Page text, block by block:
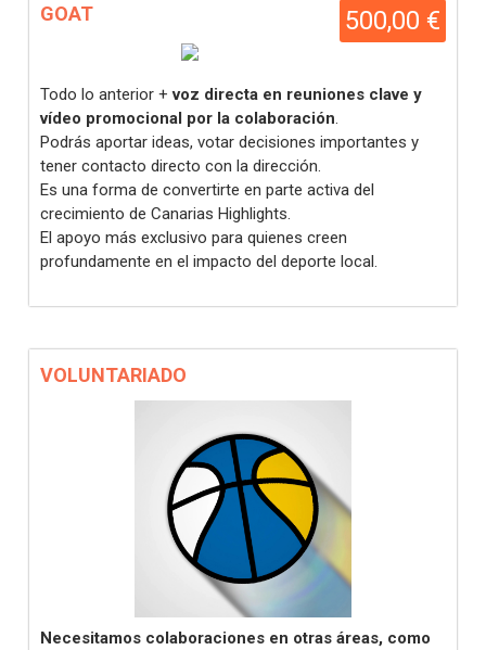
500,00 €
GOAT
Todo lo anterior +voz directa en reuniones clave y
vídeo promocional por la colaboración.
Podrás aportar ideas, votar decisiones importantes y
tener contacto directo con la dirección.
Es una forma de convertirte en parte activa del
crecimiento de Canarias Highlights.
El apoyo más exclusivo para quienes creen
profundamente en el impacto del deporte local.
VOLUNTARIADO
Necesitamos colaboraciones en otras áreas, como